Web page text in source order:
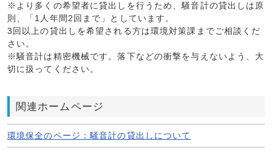
※より多くの希望者に貸出しを行うため、騒音計の貸出しは原
則、「1人年間2回まで」としています。
3回以上の貸出しを希望される方は環境対策課までご相談くだ
さい。
※騒音計は精密機械です。落下などの衝撃を与えないよう、大
切に扱ってください。
関連ホームページ
環境保全のページ：騒音計の貸出しについて